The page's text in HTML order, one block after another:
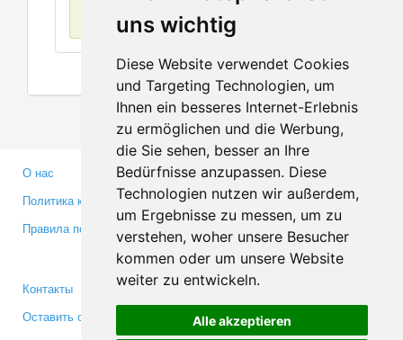
uns wichtig
Diese Website verwendet Cookies
und Targeting Technologien, um
Ihnen ein besseres Internet-Erlebnis
zu ermöglichen und die Werbung,
die Sie sehen, besser an Ihre
Bedürfnisse anzupassen. Diese
Technologien nutzen wir außerdem,
um Ergebnisse zu messen, um zu
verstehen, woher unsere Besucher
kommen oder um unsere Website
weiter zu entwickeln.
Alle akzeptieren
О нас
Политика конфиденциальности
Правила пользования
Партнерам
Инвесторам
Медиа
Контакты
Оставить отзыв
Facebook
Twitter